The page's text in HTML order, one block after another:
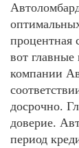
процентная
вот главные
компании
досрочно.
доверие.
период